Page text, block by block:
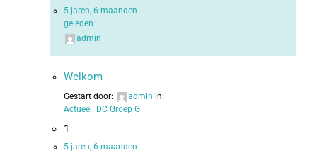
5 jaren, 6 maanden
geleden
admin
Welkom
Gestart door: admin in:
Actueel: DC Groep G
1
5 jaren, 6 maanden